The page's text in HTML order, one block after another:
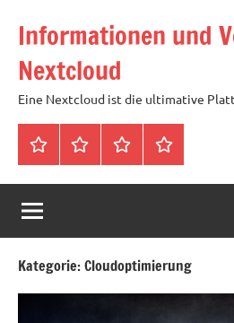
Inhalt
springen
Informationen und
Nextcloud
Eine Nextcloud ist die ultimative
StartseiteNeuste
Artikel
Cloud
mit
Speicher
Tags
Kategorie:Cloudoptimierung